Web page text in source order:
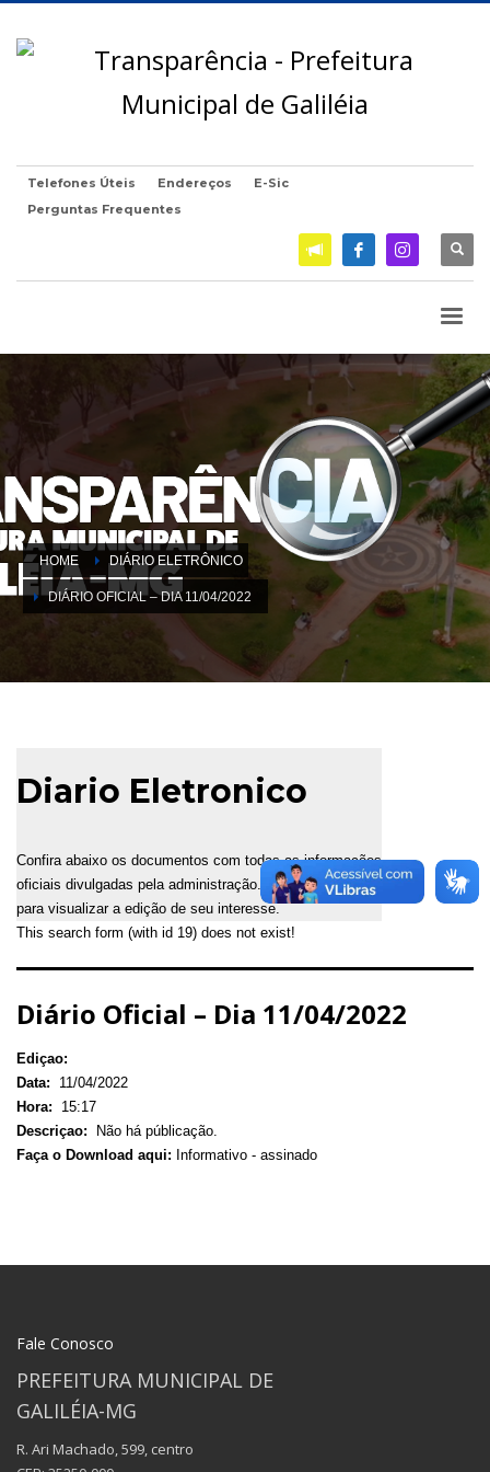
Telefones Úteis Endereços
E-Sic
Perguntas Frequentes
HOME DIÁRIO ELETRÔNICO
DIÁRIO OFICIAL – DIA 11/04/2022
Diario Eletronico
Confira abaixo os documentos com todas as informações
oficiais divulgadas pela administração. Selecione a data
para visualizar a edição de seu interesse.
This search form (with id 19) does not exist!
Diário Oficial – Dia 11/04/2022
Ediçao:
Data:
11/04/2022
Hora:
15:17
Descriçao:
Não há públicação.
Faça o Download aqui: Informativo - assinado
Fale Conosco
PREFEITURA MUNICIPAL DE
GALILÉIA-MG
R. Ari Machado, 599, centro